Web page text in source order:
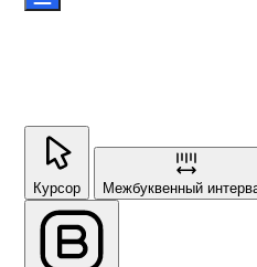
Курсор Межбуквенный